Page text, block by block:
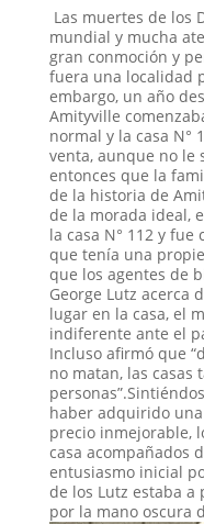
Las muertes de los
mundial y mucha
gran conmoción y
fuera una localidad
embargo, un año
Amityville
normal y la casa N°
venta, aunque no le
entonces que la
de la historia de
de la morada ideal,
la casa N° 112 y
que tenía una
que los agentes de
George Lutz acerca
lugar en la casa, el
indiferente ante el
Incluso afirmó que
no matan, las casas
haber adquirido
precio inmejorable,
casa acompañados
entusiasmo inicial
de los Lutz estaba a
por la mano oscura